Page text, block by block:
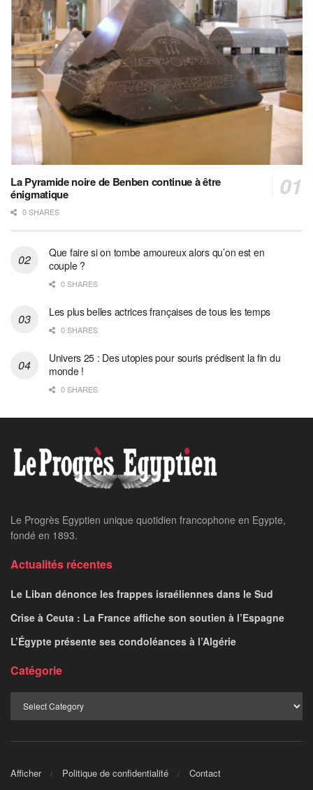
La Pyramide noire de Benben continue à être
énigmatique
0 SHARES
Que faire si on tombe amoureux alors qu’on est en
couple ?
0 SHARES
Les plus belles actrices françaises de tous les temps
0 SHARES
Univers 25 : Des utopies pour souris prédisent la fin du
monde !
0 SHARES
Le Progrès Egyptien unique quotidien francophone en Egypte,
fondé en 1893.
Actualités récentes
Le Liban dénonce les frappes israéliennes dans le Sud
Crise à Ceuta : La France affiche son soutien à l’Espagne
L’Égypte présente ses condoléances à l’Algérie
Catégorie
Afficher Politique de confidentialité Contact